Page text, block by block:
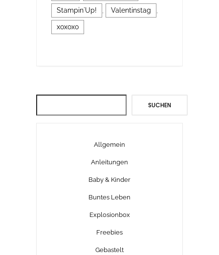
Stampin´Up! Valentinstag
xoxoxo
SUCHEN
Allgemein
Anleitungen
Baby & Kinder
Buntes Leben
Explosionbox
Freebies
Gebastelt